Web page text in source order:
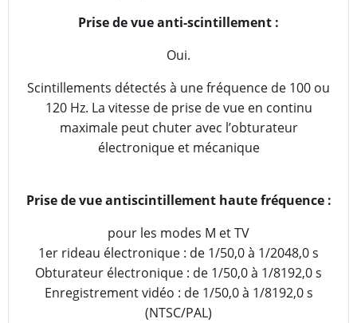
Prise de vue anti-scintillement :
Oui.
Scintillements détectés à une fréquence de 100 ou
120 Hz. La vitesse de prise de vue en continu
maximale peut chuter avec l’obturateur
électronique et mécanique
Prise de vue antiscintillement haute fréquence :
pour les modes M et TV
1er rideau électronique : de 1/50,0 à 1/2048,0 s
Obturateur électronique : de 1/50,0 à 1/8192,0 s
Enregistrement vidéo : de 1/50,0 à 1/8192,0 s
(NTSC/PAL)